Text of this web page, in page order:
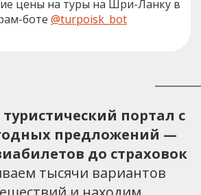
цены на туры на Шри-Ланку в
боте @turpoisk_bot
туристический портал с
предложений —
до страховок
тысячи вариантов